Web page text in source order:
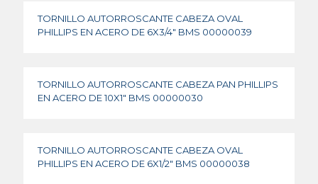
TORNILLO AUTORROSCANTE CABEZA OVAL
PHILLIPS EN ACERO DE 6X3/4″ BMS 00000039
TORNILLO AUTORROSCANTE CABEZA PAN PHILLIPS
EN ACERO DE 10X1″ BMS 00000030
TORNILLO AUTORROSCANTE CABEZA OVAL
PHILLIPS EN ACERO DE 6X1/2″ BMS 00000038